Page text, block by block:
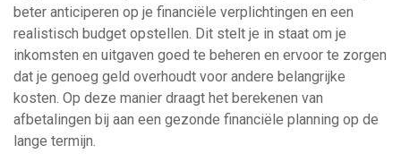
beter anticiperen op je financiële verplichtingen en een
realistisch budget opstellen. Dit stelt je in staat om je
inkomsten en uitgaven goed te beheren en ervoor te zorgen
dat je genoeg geld overhoudt voor andere belangrijke
kosten. Op deze manier draagt het berekenen van
afbetalingen bij aan een gezonde financiële planning op de
lange termijn.